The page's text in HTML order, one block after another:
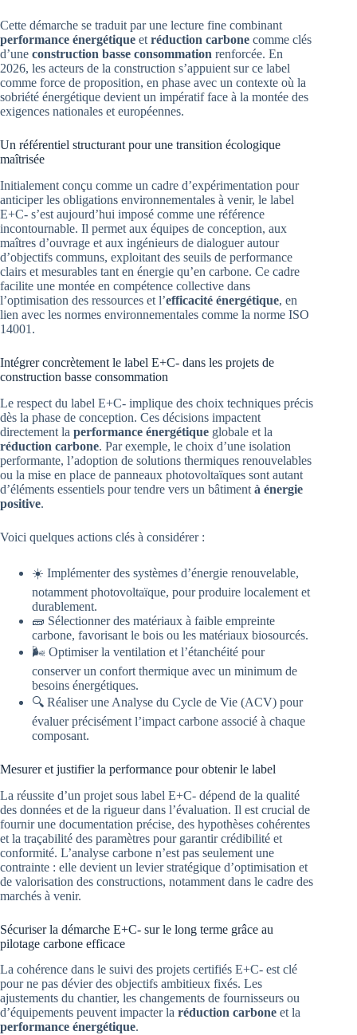
Cette démarche se traduit par une lecture fine combinant
performance énergétique et réduction carbone comme clés
d’une construction basse consommation renforcée. En
2026, les acteurs de la construction s’appuient sur ce label
comme force de proposition, en phase avec un contexte où la
sobriété énergétique devient un impératif face à la montée des
exigences nationales et européennes.
Un référentiel structurant pour une transition écologique
maîtrisée
Initialement conçu comme un cadre d’expérimentation pour
anticiper les obligations environnementales à venir, le label
E+C- s’est aujourd’hui imposé comme une référence
incontournable. Il permet aux équipes de conception, aux
maîtres d’ouvrage et aux ingénieurs de dialoguer autour
d’objectifs communs, exploitant des seuils de performance
clairs et mesurables tant en énergie qu’en carbone. Ce cadre
facilite une montée en compétence collective dans
l’optimisation des ressources et l’efficacité énergétique, en
lien avec les normes environnementales comme la norme ISO
14001.
Intégrer concrètement le label E+C- dans les projets de
construction basse consommation
Le respect du label E+C- implique des choix techniques précis
dès la phase de conception. Ces décisions impactent
directement la performance énergétique globale et la
réduction carbone. Par exemple, le choix d’une isolation
performante, l’adoption de solutions thermiques renouvelables
ou la mise en place de panneaux photovoltaïques sont autant
d’éléments essentiels pour tendre vers un bâtiment à énergie
positive.
Voici quelques actions clés à considérer :
☀️ Implémenter des systèmes d’énergie renouvelable,
notamment photovoltaïque, pour produire localement et
durablement.
🧱 Sélectionner des matériaux à faible empreinte
carbone, favorisant le bois ou les matériaux biosourcés.
🌬️ Optimiser la ventilation et l’étanchéité pour
conserver un confort thermique avec un minimum de
besoins énergétiques.
🔍 Réaliser une Analyse du Cycle de Vie (ACV) pour
évaluer précisément l’impact carbone associé à chaque
composant.
Mesurer et justifier la performance pour obtenir le label
La réussite d’un projet sous label E+C- dépend de la qualité
des données et de la rigueur dans l’évaluation. Il est crucial de
fournir une documentation précise, des hypothèses cohérentes
et la traçabilité des paramètres pour garantir crédibilité et
conformité. L’analyse carbone n’est pas seulement une
contrainte : elle devient un levier stratégique d’optimisation et
de valorisation des constructions, notamment dans le cadre des
marchés à venir.
Sécuriser la démarche E+C- sur le long terme grâce au
pilotage carbone efficace
La cohérence dans le suivi des projets certifiés E+C- est clé
pour ne pas dévier des objectifs ambitieux fixés. Les
ajustements du chantier, les changements de fournisseurs ou
d’équipements peuvent impacter la réduction carbone et la
performance énergétique.